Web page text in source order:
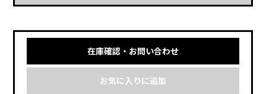
在庫確認・お問い合わせ
お気に入りに追加